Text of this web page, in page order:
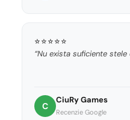
⭐⭐⭐⭐⭐
“Nu exista suficiente stele
C
CiuRy Games
Recenzie Google